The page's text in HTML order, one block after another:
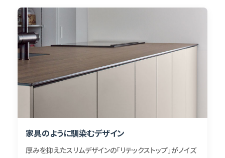
家具のように馴染むデザイン
厚みを抑えたスリムデザインの「リテックストップ」がノイズ